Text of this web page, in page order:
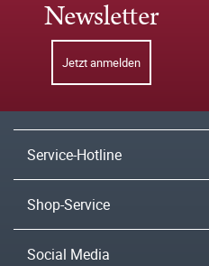
Newsletter
Jetzt anmelden
Service-Hotline
Shop-Service
Social Media